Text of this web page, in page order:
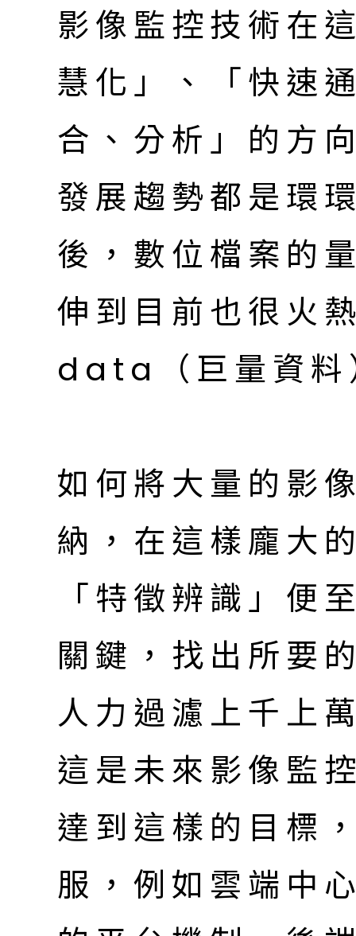
影像監控技術在
慧化」、「快速
合、分析」的方
發展趨勢都是環
後，數位檔案的
伸到目前也很火
data（巨量資料
如何將大量的影
納，在這樣龐大
「特徵辨識」便
關鍵，找出所要
人力過濾上千上
這是未來影像監
達到這樣的目標
服，例如雲端中